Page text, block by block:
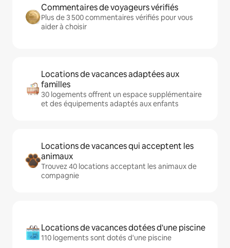
Commentaires de voyageurs vérifiés
Plus de 3 500 commentaires vérifiés pour vous
aider à choisir
Locations de vacances adaptées aux
familles
30 logements offrent un espace supplémentaire
et des équipements adaptés aux enfants
Locations de vacances qui acceptent les
animaux
Trouvez 40 locations acceptant les animaux de
compagnie
Locations de vacances dotées d'une piscine
110 logements sont dotés d'une piscine